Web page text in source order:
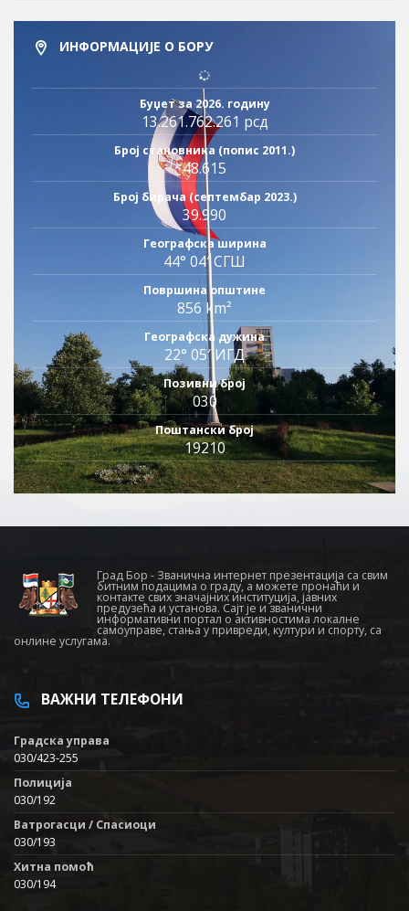
ИНФОРМАЦИЈЕ О БОРУ
Буџет за 2026. годину
13.261.762.261 рсд
Број становника (попис 2011.)
48.615
Број бирача (септембар 2023.)
39.990
Географска ширина
44° 04′ СГШ
Површина општине
856 km²
Географска дужина
22° 05′ ИГД
Позивни број
030
Поштански број
19210
Град Бор - Званична интернет презентација са свим
битним подацима о граду, а можете пронаћи и
контакте свих значајних институција, јавних
предузећа и установа. Сајт је и званични
информативни портал о активностима локалне
самоуправе, стања у привреди, култури и спорту, са
онлине услугама.
ВАЖНИ ТЕЛЕФОНИ
Градска управа
030/423-255
Полиција
030/192
Ватрогасци / Спасиоци
030/193
Хитна помоћ
030/194